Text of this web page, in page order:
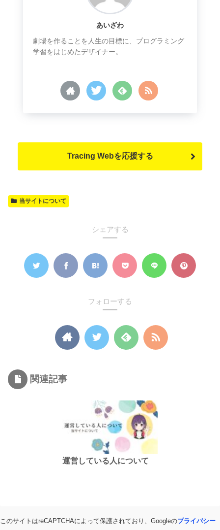
あいざわ
劇場を作ることを人生の目標に、プログラミング
学習をはじめたデザイナー。
Tracing Webを応援する
当サイトについて
シェアする
フォローする
関連記事
運営している人について
このサイトはreCAPTCHAによって保護されており、Googleのプライバシー